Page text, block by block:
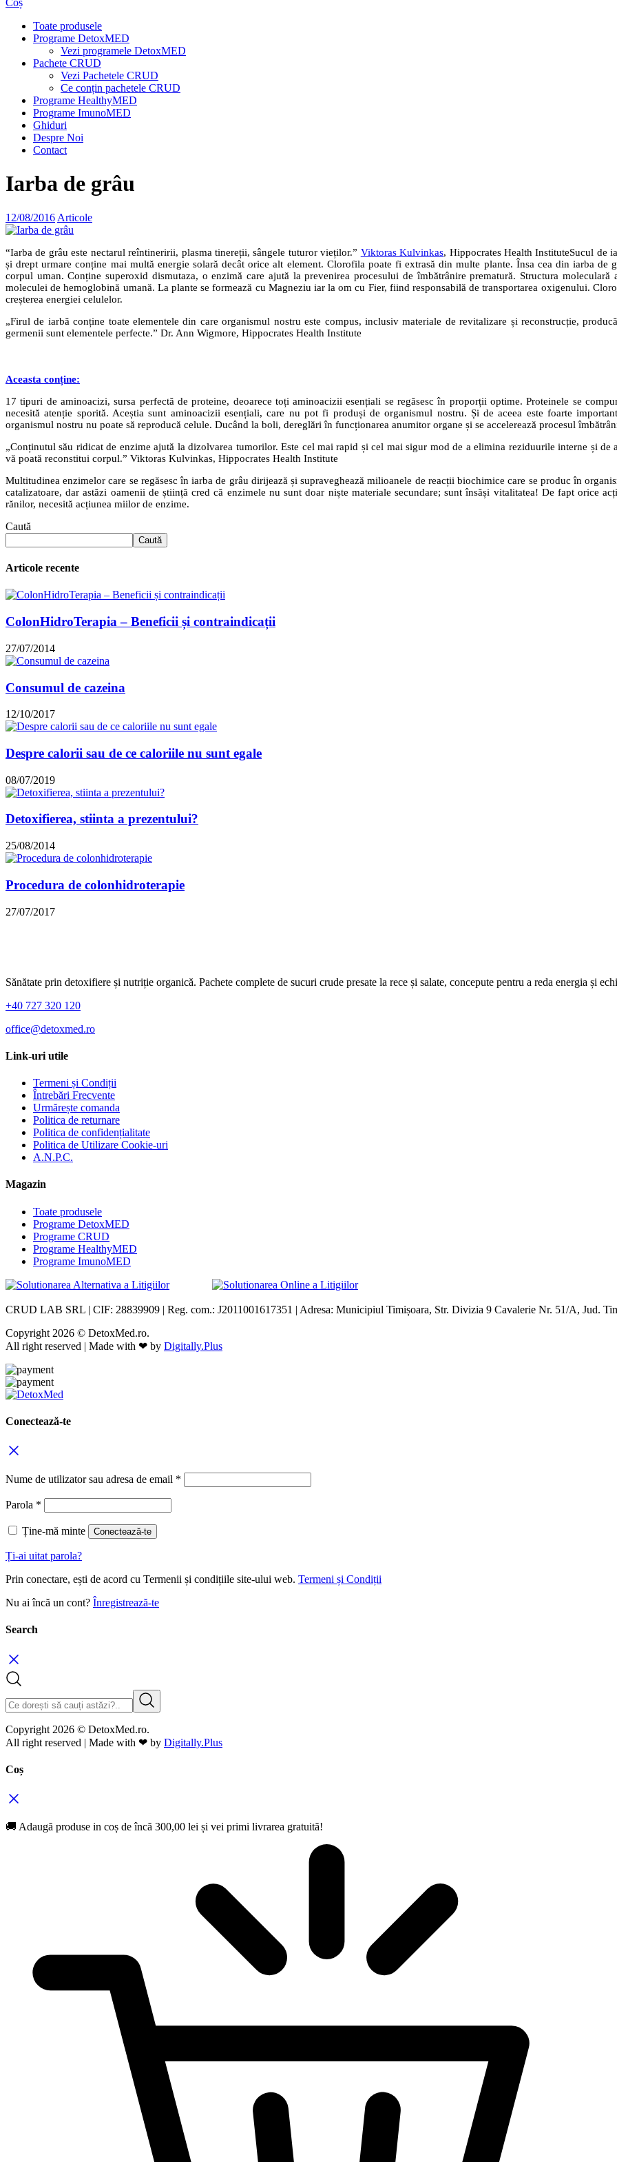
Coș
Toate produsele
Programe DetoxMED
Vezi programele DetoxMED
Pachete CRUD
Vezi Pachetele CRUD
Ce conțin pachetele CRUD
Programe HealthyMED
Programe ImunoMED
Ghiduri
Despre Noi
Contact
Iarba de grâu
12/08/2016 Articole
“Iarba de grâu este nectarul reîntineririi, plasma tinereții, sângele tuturor vieților.” Viktoras Kulvinkas, Hippocrates Health InstituteSucul de
și drept urmare conține mai multă energie solară decât orice alt element. Clorofila poate fi extrasă din multe plante. Însa cea din iarba de
corpul uman. Conține superoxid dismutaza, o enzimă care ajută la prevenirea procesului de îmbătrânire prematură. Structura
moleculei de hemoglobină umană. La plante se formează cu Magneziu iar la om cu Fier, fiind responsabilă de transportarea oxigenului.
creșterea energiei celulelor.
„Firul de iarbă conține toate elementele din care organismul nostru este compus, inclusiv materiale de revitalizare și reconstrucție,
germenii sunt elementele perfecte.” Dr. Ann Wigmore, Hippocrates Health Institute
Aceasta conține:
17 tipuri de aminoacizi, sursa perfectă de proteine, deoarece toți aminoacizii esențiali se regăsesc în proporții optime. Proteinele se
necesită atenție sporită. Aceștia sunt aminoacizii esențiali, care nu pot fi produși de organismul nostru. Și de aceea este foarte
organismul nostru nu poate să reproducă celule. Ducând la boli, dereglări în funcționarea anumitor organe și se accelerează procesul
„Conținutul său ridicat de enzime ajută la dizolvarea tumorilor. Este cel mai rapid și cel mai sigur mod de a elimina reziduurile interne și
vă poată reconstitui corpul.” Viktoras Kulvinkas, Hippocrates Health Institute
Multitudinea enzimelor care se regăsesc în iarba de grâu dirijează și supraveghează milioanele de reacții biochimice care se produc în
catalizatoare, dar astăzi oamenii de știință cred că enzimele nu sunt doar niște materiale secundare; sunt însăși vitalitatea! De fapt orice
rănilor, necesită acțiunea miilor de enzime.
Caută
Caută
Articole recente
ColonHidroTerapia – Beneficii și contraindicații
27/07/2014
Consumul de cazeina
12/10/2017
Despre calorii sau de ce caloriile nu sunt egale
08/07/2019
Detoxifierea, stiinta a prezentului?
25/08/2014
Procedura de colonhidroterapie
27/07/2017
Sănătate prin detoxifiere și nutriție organică. Pachete complete de sucuri crude presate la rece și salate, concepute pentru a reda energia și
+40 727 320 120
office@detoxmed.ro
Link-uri utile
Termeni și Condiții
Întrebări Frecvente
Urmărește comanda
Politica de returnare
Politica de confidențialitate
Politica de Utilizare Cookie-uri
A.N.P.C.
Magazin
Toate produsele
Programe DetoxMED
Programe CRUD
Programe HealthyMED
Programe ImunoMED
CRUD LAB SRL | CIF: 28839909 | Reg. com.: J2011001617351 | Adresa: Municipiul Timișoara, Str. Divizia 9 Cavalerie Nr. 51/A, Jud.
Copyright 2026 © DetoxMed.ro.
All right reserved | Made with ❤ by Digitally.Plus
Conectează-te
Nume de utilizator sau adresa de email *
Parola *
Ține-mă minte Conectează-te
Ți-ai uitat parola?
Prin conectare, ești de acord cu Termenii și condițiile site-ului web. Termeni și Condiții
Nu ai încă un cont? Înregistrează-te
Search
Copyright 2026 © DetoxMed.ro.
All right reserved | Made with ❤ by Digitally.Plus
Coș
🚚 Adaugă produse in coș de încă 300,00 lei și vei primi livrarea gratuită!